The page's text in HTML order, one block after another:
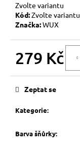
Zvolte variantu
Kód:Zvolte variantu
Značka:WUX
279 Kč
Kategorie:
Barva šňůrky:
Zeptat se